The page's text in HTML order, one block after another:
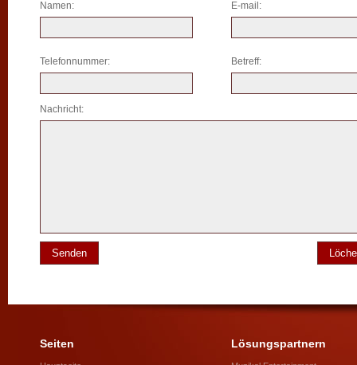
Namen: E-mail:
Telefonnummer: Betreff:
Nachricht:
Seiten Lösungspartnern